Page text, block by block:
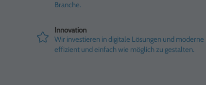
Branche.
Innovation
Wir investieren in digitale Lösungen und
effizient und einfach wie möglich zu gestalten.